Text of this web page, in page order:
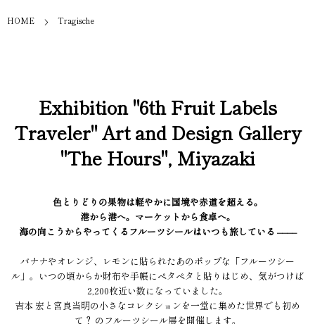
HOME Tragische
Exhibition "6th Fruit Labels
Traveler" Art and Design Gallery
"The Hours", Miyazaki
色とりどりの果物は軽やかに国境や赤道を超える。
港から港へ。マーケットから食卓へ。
海の向こうからやってくるフルーツシールはいつも旅している ––––
バナナやオレンジ、レモンに貼られたあのポップな「フルーツシー
ル」。いつの頃からか財布や手帳にペタペタと貼りはじめ、気がつけば
2,200枚近い数になっていました。
吉本 宏と宮良当明の小さなコレクションを一堂に集めた世界でも初め
て？ のフルーツシール展を開催します。